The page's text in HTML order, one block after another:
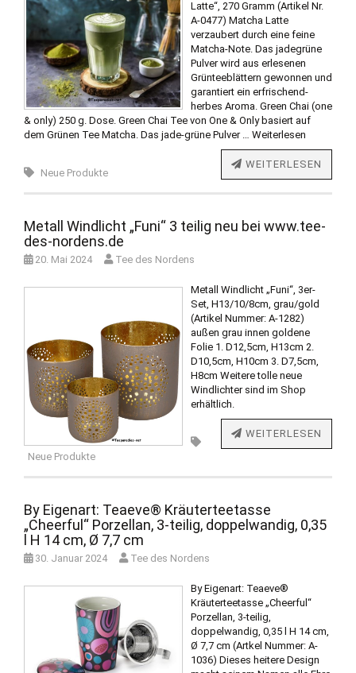
Latte“, 270 Gramm (Artikel Nr.
A-0477) Matcha Latte
verzaubert durch eine feine
Matcha-Note. Das jadegrüne
Pulver wird aus erlesenen
Grünteeblättern gewonnen und
garantiert ein erfrischend-
herbes Aroma. Green Chai (one
& only) 250 g. Dose. Green Chai Tee von One & Only basiert auf
dem Grünen Tee Matcha. Das jade-grüne Pulver … Weiterlesen
WEITERLESEN
Neue Produkte
Metall Windlicht „Funi“ 3 teilig neu bei www.tee-
des-nordens.de
20. Mai 2024 Tee des Nordens
Metall Windlicht „Funi“, 3er-
Set, H13/10/8cm, grau/gold
(Artikel Nummer: A-1282)
außen grau innen goldene
Folie 1. D12,5cm, H13cm 2.
D10,5cm, H10cm 3. D7,5cm,
H8cm Weitere tolle neue
Windlichter sind im Shop
erhältlich.
WEITERLESEN
Neue Produkte
By Eigenart: Teaeve® Kräuterteetasse
„Cheerful“ Porzellan, 3-teilig, doppelwandig, 0,35
l H 14 cm, Ø 7,7 cm
30. Januar 2024 Tee des Nordens
By Eigenart: Teaeve®
Kräuterteetasse „Cheerful“
Porzellan, 3-teilig,
doppelwandig, 0,35 l H 14 cm,
Ø 7,7 cm (Artkel Nummer: A-
1036) Dieses heitere Design